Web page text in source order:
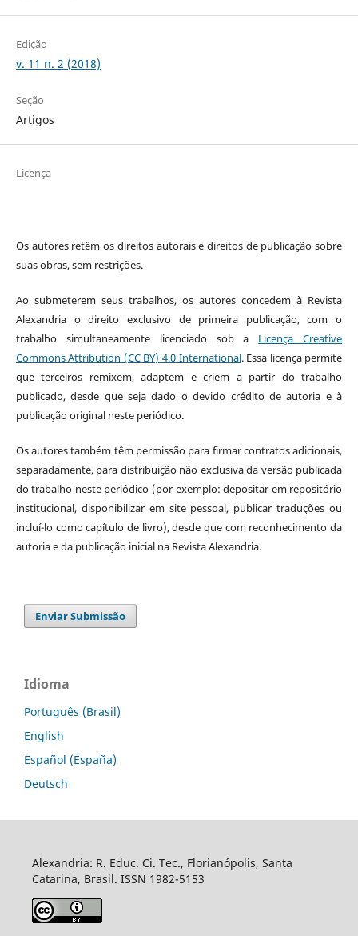
Edição
v. 11 n. 2 (2018)
Seção
Artigos
Licença
Os autores retêm os direitos autorais e direitos de publicação sobre
suas obras, sem restrições.
Ao submeterem seus trabalhos, os autores concedem à Revista
Alexandria o direito exclusivo de primeira publicação, com o
trabalho simultaneamente licenciado sob a Licença Creative
Commons Attribution (CC BY) 4.0 International. Essa licença permite
que terceiros remixem, adaptem e criem a partir do trabalho
publicado, desde que seja dado o devido crédito de autoria e à
publicação original neste periódico.
Os autores também têm permissão para firmar contratos adicionais,
separadamente, para distribuição não exclusiva da versão publicada
do trabalho neste periódico (por exemplo: depositar em repositório
institucional, disponibilizar em site pessoal, publicar traduções ou
incluí-lo como capítulo de livro), desde que com reconhecimento da
autoria e da publicação inicial na Revista Alexandria.
Enviar Submissão
Idioma
Português (Brasil)
English
Español (España)
Deutsch
Alexandria: R. Educ. Ci. Tec., Florianópolis, Santa
Catarina, Brasil. ISSN 1982-5153